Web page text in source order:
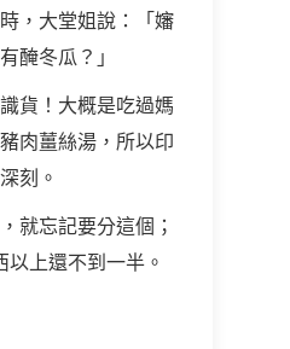
，大堂姐說：「嬸
醃冬瓜？」
貨！大概是吃過媽
肉薑絲湯，所以印
刻。
就忘記要分這個；
上還不到一半。